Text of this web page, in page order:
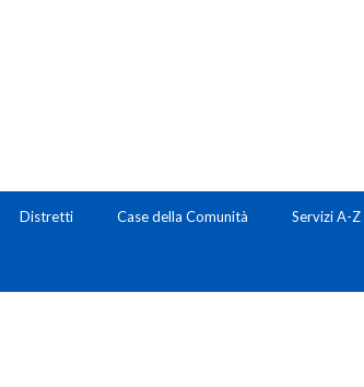
Distretti Case della Comunità Servizi A-Z